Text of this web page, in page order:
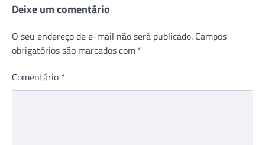
Deixe um comentário
O seu endereço de e-mail não será publicado. Campos
obrigatórios são marcados com *
Comentário *